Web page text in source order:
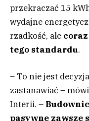
przekraczać 15
wydajne
rzadkość, ale
tego standardu.
– To nie jest
zastanawiać –
Interii. –
pasywne zawsze